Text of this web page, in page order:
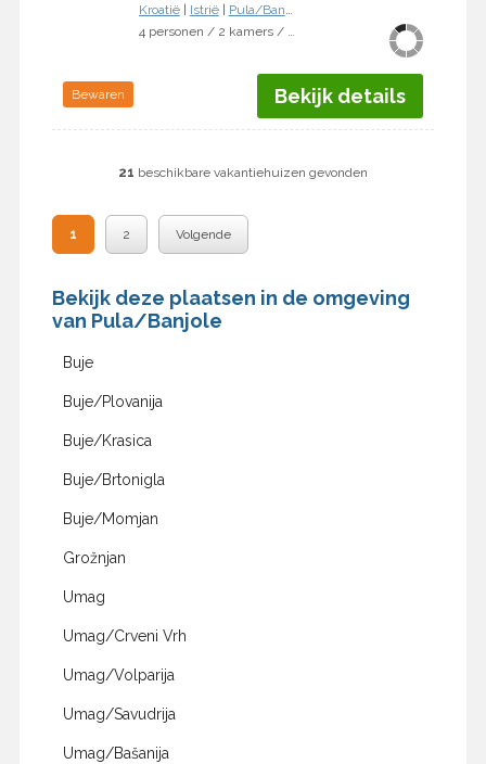
Kroatië| Istrië| Pula/Banjole
4 personen / 2 kamers / 1 slaapkamer
Bewaren Bekijk details
21 beschikbare vakantiehuizen gevonden
1 2 Volgende
Bekijk deze plaatsen in de omgeving
van Pula/Banjole
Buje
Buje/Plovanija
Buje/Krasica
Buje/Brtonigla
Buje/Momjan
Grožnjan
Umag
Umag/Crveni Vrh
Umag/Volparija
Umag/Savudrija
Umag/Bašanija